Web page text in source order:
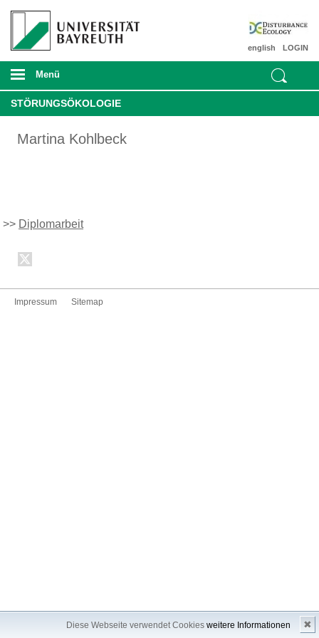
Diese Webseite verwendet Cookies weitere Informationen ✖
LOGIN
english
Menü
STÖRUNGSÖKOLOGIE
Martina Kohlbeck
>> Diplomarbeit
Impressum Sitemap